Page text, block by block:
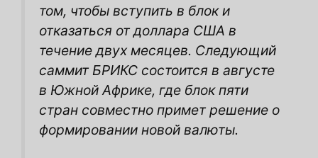
том, чтобы вступить в блок и
отказаться от доллара США в
течение двух месяцев. Следующий
саммит БРИКС состоится в августе
в Южной Африке, где блок пяти
стран совместно примет решение о
формировании новой валюты.